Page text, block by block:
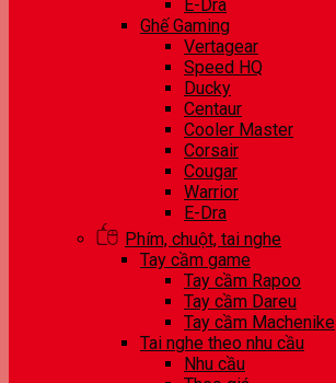
E-Dra
Ghế Gaming
Vertagear
Speed HQ
Ducky
Centaur
Cooler Master
Corsair
Cougar
Warrior
E-Dra
Phím, chuột, tai nghe
Tay cầm game
Tay cầm Rapoo
Tay cầm Dareu
Tay cầm Machenike
Tai nghe theo nhu cầu
Nhu cầu